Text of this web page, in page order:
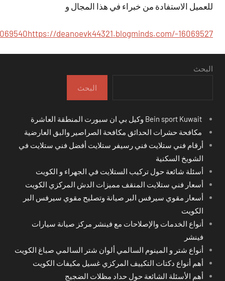
للعميل الاستفادة من خبراء في هذا المجال و
https://deanoevk44321.blogminds.com/-16069527
البحث
البحث
مكافحة حشرات الحدائق مكافحة الصراصير والبق العارضية
أرقام فني ستلايت فني رسيفر ستلايت أفضل فني ستلايت في
الشويخ السكنية
أسئلة شائعة حول تركيب الستلايت في الجهراء و الكويت
أسعار فني ستلايت المنقف مميزات الدش المركزي الكويت
أسعار مقوي سيرفس البر صيانة وتصليح مقوي سيرفس البر
الكويت
أنواع الخدمات والإصلاحات مع فينشر مركز صيانة سيارات
فينشر
أنواع شتر و المينوم السالمي ألوان شتر السالمي صباغ الكويت
أهم أنواع دكتات التكييف المركزي غسيل مكيفات الكويت
أهم الأسئلة الشائعة حول حداد مظلات الضجيج